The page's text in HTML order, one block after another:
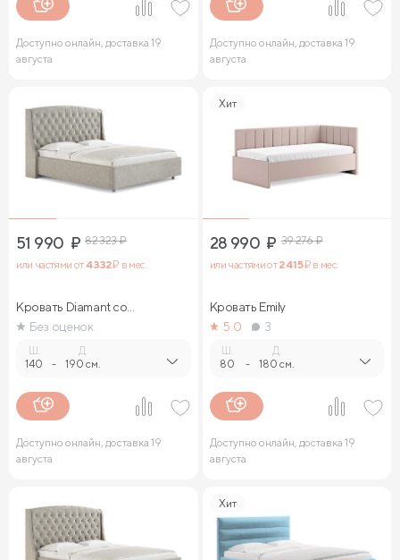
Доступно онлайн, доставка 19
августа
Доступно онлайн, доставка 19
августа
51 990 ₽ 82 323₽
или частями от 4 332₽ в мес.
Кровать Diamant со
стразами
Без оценок
140 -
Д.
190 см.
Доступно онлайн, доставка 19
августа
Хит
28 990 ₽ 39 276₽
или частями от2 415₽ в мес.
Кровать Emily
5.0
3
80 -
Д.
180 см.
Доступно онлайн, доставка 19
августа
Хит